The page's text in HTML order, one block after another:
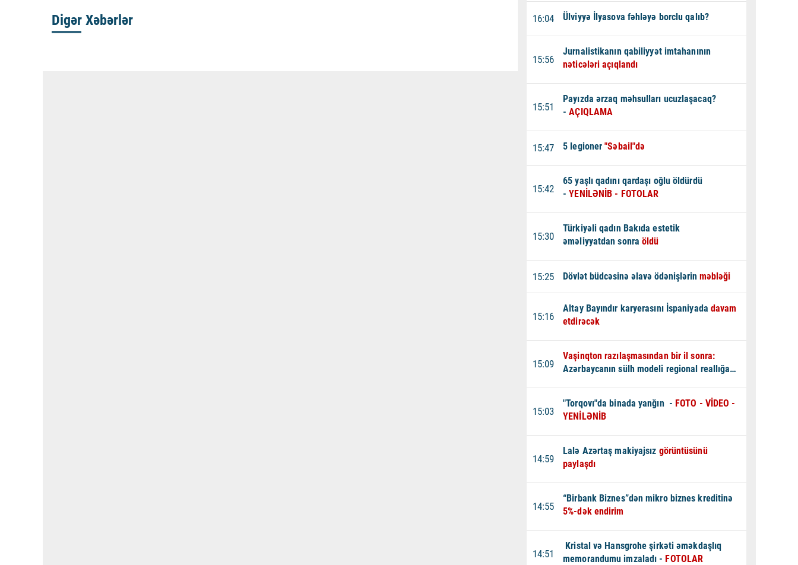
Digər Xəbərlər 16:04 Ülviyyə İlyasova fəhləyə borclu qalıb?
15:56
Jurnalistikanın qabiliyyət imtahanının
nəticələri açıqlandı
15:51
Payızda ərzaq məhsulları ucuzlaşacaq?
-AÇIQLAMA
15:47 5 legioner"Səbail"də
15:42
65 yaşlı qadını qardaşı oğlu öldürdü
-YENİLƏNİB - FOTOLAR
15:30
Türkiyəli qadın Bakıda estetik
əməliyyatdan sonraöldü
15:25 Dövlət büdcəsinə əlavə ödənişlərinməbləği
15:16
Altay Bayındır karyerasını İspaniyada davam
etdirəcək
15:09
Vaşinqton razılaşmasından bir il sonra:
Azərbaycanın sülh modeli regional reallığa
15:03
"Torqovı"da binada yanğın - FOTO - VİDEO -
YENİLƏNİB
14:59
Lalə Azərtaş makiyajsız görüntüsünü
paylaşdı
14:55
“Birbank Biznes”dən mikro biznes kreditinə
5%-dək endirim
14:51
Kristal və Hansgrohe şirkəti əməkdaşlıq
memorandumu imzaladı - FOTOLAR